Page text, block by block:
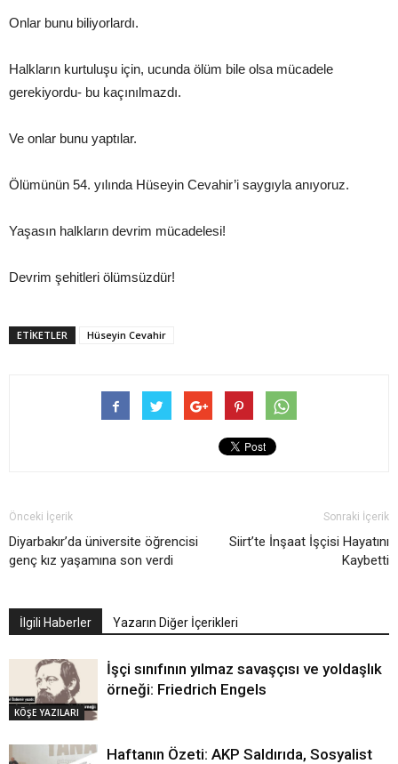
Onlar bunu biliyorlardı.
Halkların kurtuluşu için, ucunda ölüm bile olsa mücadele
gerekiyordu- bu kaçınılmazdı.
Ve onlar bunu yaptılar.
Ölümünün 54. yılında Hüseyin Cevahir’i saygıyla anıyoruz.
Yaşasın halkların devrim mücadelesi!
Devrim şehitleri ölümsüzdür!
ETIKETLER Hüseyin Cevahir
Önceki İçerik
Diyarbakır’da üniversite öğrencisi
genç kız yaşamına son verdi
Sonraki İçerik
Siirt’te İnşaat İşçisi Hayatını
Kaybetti
İlgili Haberler Yazarın Diğer İçerikleri
KÖŞE YAZILARI
İşçi sınıfının yılmaz savaşçısı ve yoldaşlık
örneği: Friedrich Engels
Haftanın Özeti: AKP Saldırıda, Sosyalist